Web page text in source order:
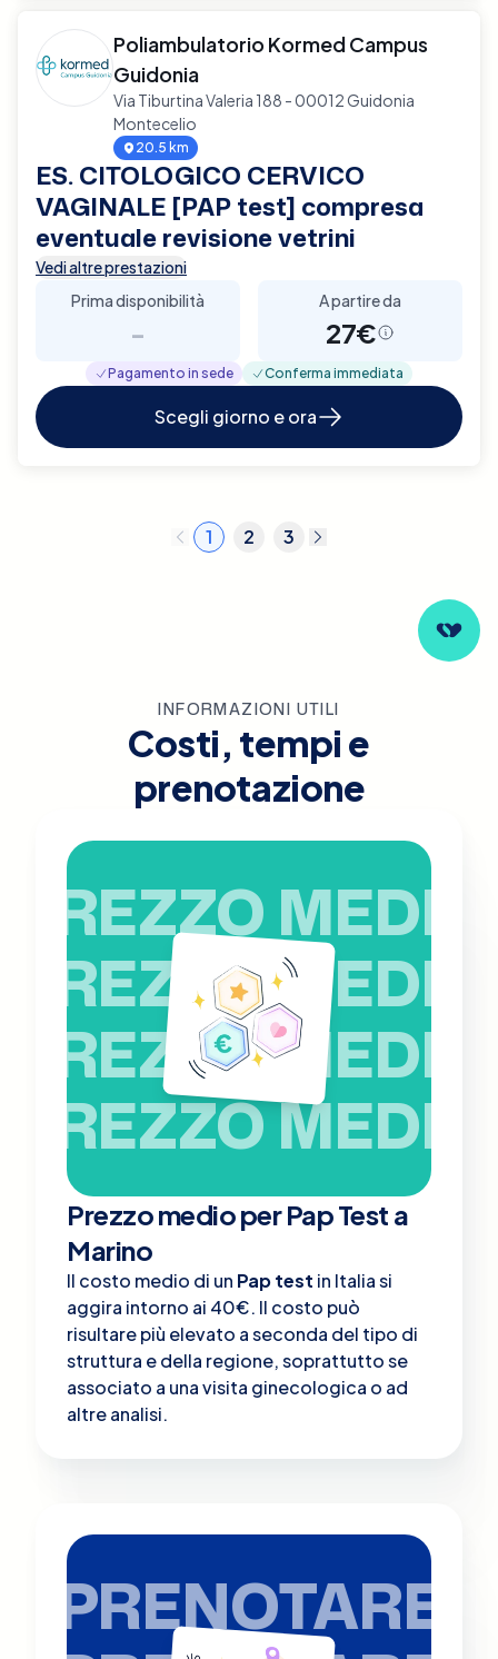
Poliambulatorio Kormed Campus
Guidonia
Via Tiburtina Valeria 188 - 00012 Guidonia
Montecelio
20.5 km
ES. CITOLOGICO CERVICO
VAGINALE [PAP test] compresa
eventuale revisione vetrini
Vedi altre prestazioni
Prima disponibilità
-
A partire da
27€
Pagamento in sede Conferma immediata
Scegli giorno e ora
1 2 3
INFORMAZIONI UTILI
Costi, tempi e
prenotazione
PREZZO MEDIO
PREZZO MEDIO
PREZZO MEDIO
PREZZO MEDIO
Prezzo medio per Pap Test a
Marino
Il costo medio di un Pap test in Italia si
aggira intorno ai 40€. Il costo può
risultare più elevato a seconda del tipo di
struttura e della regione, soprattutto se
associato a una visita ginecologica o ad
altre analisi​.
PRENOTARE